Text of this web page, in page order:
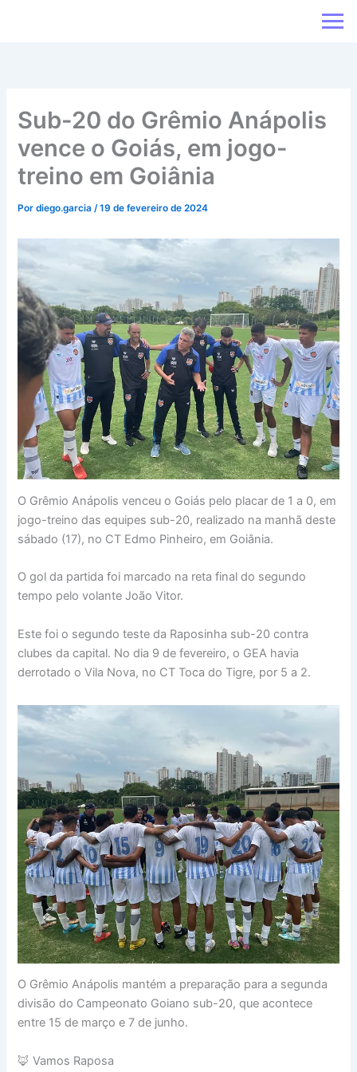
Sub-20 do Grêmio Anápolis
vence o Goiás, em jogo-
treino em Goiânia
Pordiego.garcia/19 de fevereiro de 2024
O Grêmio Anápolis venceu o Goiás pelo placar de 1 a 0, em
jogo-treino das equipes sub-20, realizado na manhã deste
sábado (17), no CT Edmo Pinheiro, em Goiânia.
O gol da partida foi marcado na reta final do segundo
tempo pelo volante João Vitor.
Este foi o segundo teste da Raposinha sub-20 contra
clubes da capital. No dia 9 de fevereiro, o GEA havia
derrotado o Vila Nova, no CT Toca do Tigre, por 5 a 2.
O Grêmio Anápolis mantém a preparação para a segunda
divisão do Campeonato Goiano sub-20, que acontece
entre 15 de março e 7 de junho.
🦊 Vamos Raposa